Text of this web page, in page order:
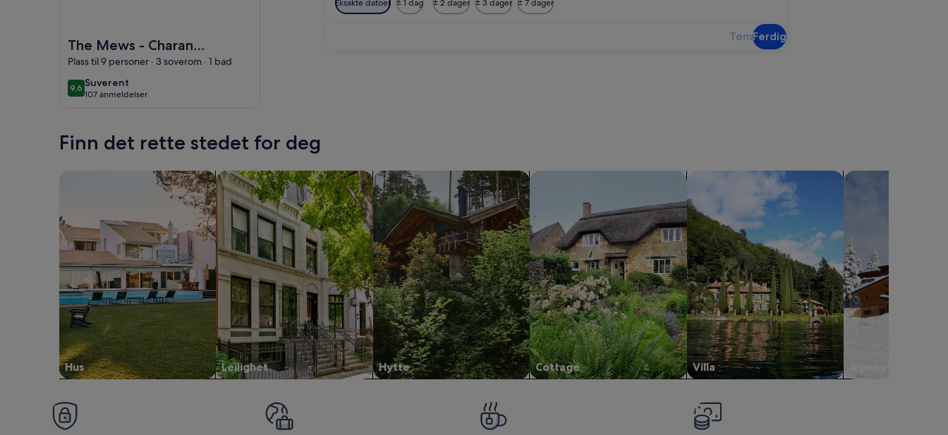
Eksakte datoer ± 1 dag ± 2 dager ± 3 dager ± 7 dager
TømFerdig
The Mews - Charan
Hills
Plass til 9 personer · 3 soverom · 1 bad
9,69,6 av 10
Suverent
suverent
107 anmeldelser
(107
Finn det rette stedet for deg
Hus Leilighet
Søk etter leiligheter
Hytte
søk etter hytter
Cottage
søk etter cottages
Villa
søk etter villaer søk etter alpehytter